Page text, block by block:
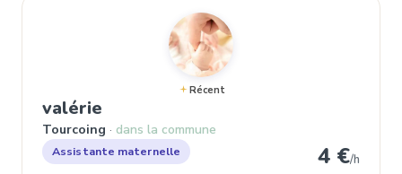
Récent
valérie
Tourcoing dans la commune
Assistante maternelle 4 €/h